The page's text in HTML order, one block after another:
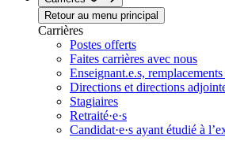
Retour au menu principal
Carrières
Postes offerts
Faites carrières avec nous
Enseignant.e.s,
Directions et directions
Stagiaires
Retraité·e·s
Candidat·e·s ayant étudié à